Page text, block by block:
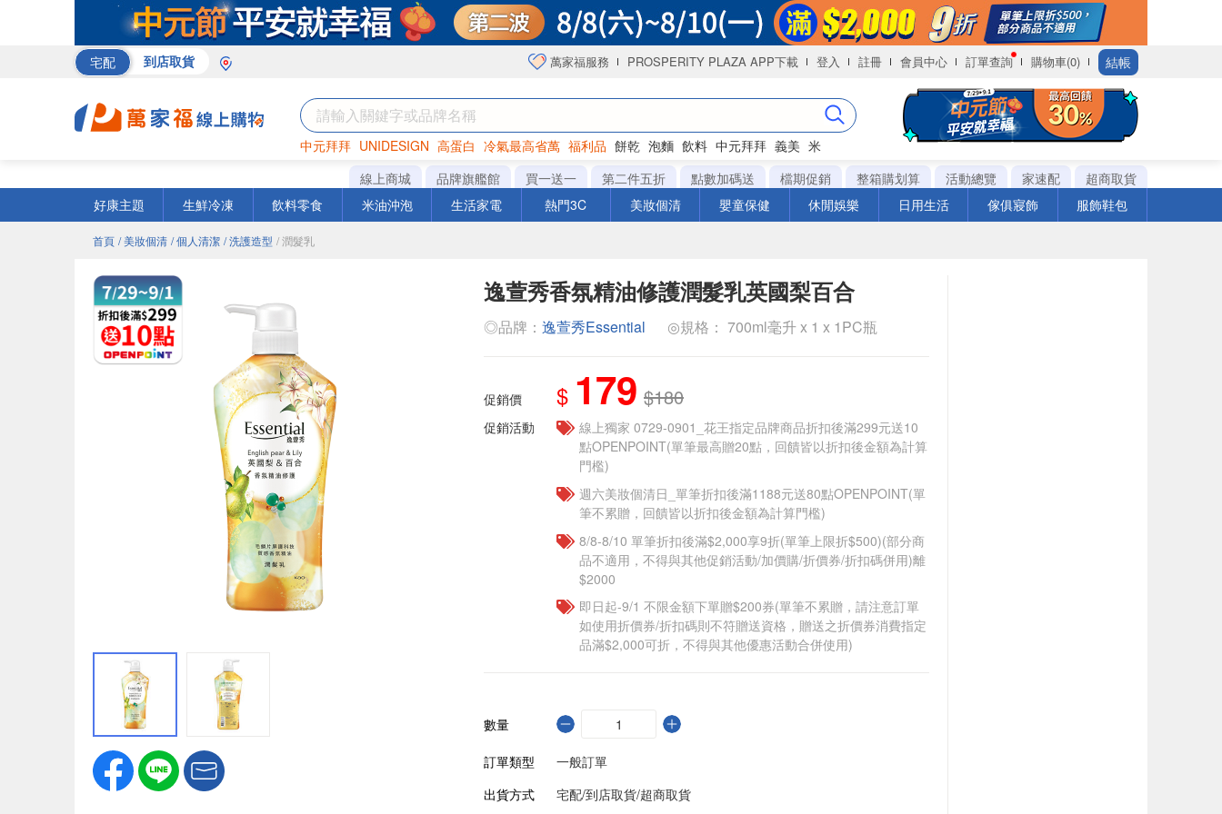
宅配 到店取貨 萬家福服務 PROSPERITY PLAZA APP下載 登入 註冊 會員中心 訂單查詢 購物車(0) 結帳
中元拜拜 UNIDESIGN 高蛋白 冷氣最高省萬 福利品 餅乾 泡麵 飲料 中元拜拜 義美 米
罐頭 海苔 洋芋片
線上商城 品牌旗艦館 買一送一 第二件五折 點數加碼送 檔期促銷 整箱購划算 活動總覽 家速配
超商取貨
好康主題
生鮮冷凍 飲料零食 米油沖泡 生活家電 熱門3C 美妝個清 嬰童保健 休閒娛樂 日用生活 傢俱寢飾 服飾鞋包
首頁 / 美妝個清 / 個人清潔 / 洗護造型 / 潤髮乳
逸萱秀香氛精油修護潤髮乳英國梨百合
◎品牌： 逸萱秀Essential ◎規格： 700ml毫升 x 1 x 1PC瓶
促銷價 $ 179 $180
促銷活動
線上獨家 0729-0901_花王指定品牌商品折扣後滿299元送10
點OPENPOINT(單筆最高贈20點，回饋皆以折扣後金額為計算
門檻)
週六美妝個清日_單筆折扣後滿1188元送80點OPENPOINT(單
筆不累贈，回饋皆以折扣後金額為計算門檻)
8/8-8/10 單筆折扣後滿$2,000享9折(單筆上限折$500)(部分商
品不適用，不得與其他促銷活動/加價購/折價券/折扣碼併用)離
$2000
即日起-9/1 不限金額下單贈$200券(單筆不累贈，請注意訂單
如使用折價券/折扣碼則不符贈送資格，贈送之折價券消費指定
品滿$2,000可折，不得與其他優惠活動合併使用)
數量
訂單類型
一般訂單
出貨方式
宅配/到店取貨/超商取貨